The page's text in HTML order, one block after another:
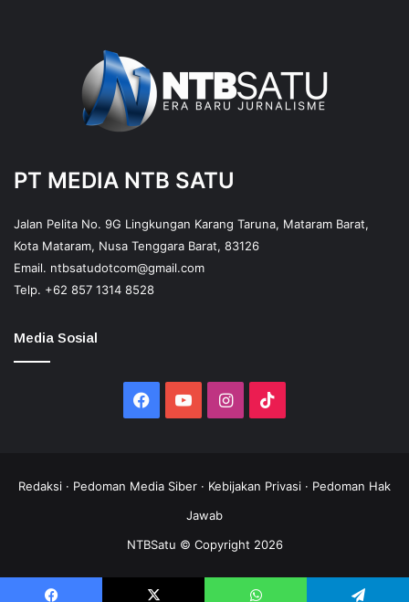
PT MEDIA NTB SATU
Jalan Pelita No. 9G Lingkungan Karang Taruna, Mataram Barat,
Kota Mataram, Nusa Tenggara Barat, 83126
Email. ntbsatudotcom@gmail.com
Telp. +62 857 1314 8528
Media Sosial
Facebook
YouTubeInstagram
Redaksi · Pedoman Media Siber · Kebijakan Privasi · Pedoman Hak
Jawab
NTBSatu © Copyright 2026